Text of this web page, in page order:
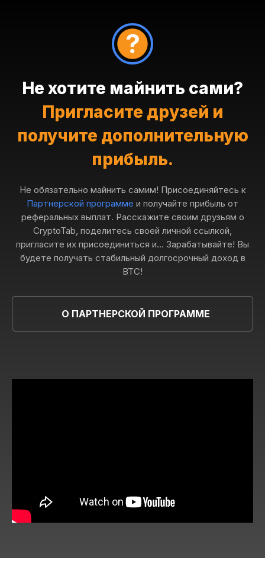
Не хотите майнить сами?
Пригласите друзей и
получите дополнительную
прибыль.
Не обязательно майнить самим! Присоединяйтесь к
Партнерской программе и получайте прибыль от
реферальных выплат. Расскажите своим друзьям о
CryptoTab, поделитесь своей личной ссылкой,
пригласите их присоединиться и... Зарабатывайте! Вы
будете получать стабильный долгосрочный доход в
BTC!
О ПАРТНЕРСКОЙ ПРОГРАММЕ